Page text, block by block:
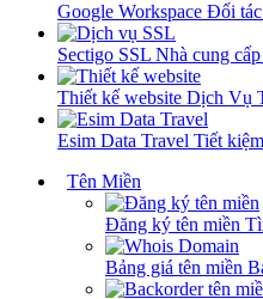
Google Workspace Đối tác
Sectigo SSL Nhà cung
Thiết kế website Dịch Vụ
Esim Data Travel Tiết
Tên Miền
Đăng ký tên miền
Bảng giá tên miền